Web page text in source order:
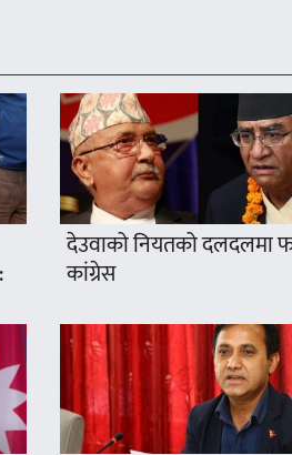
देउवाको नियतको दलदलमा
कांग्रेस